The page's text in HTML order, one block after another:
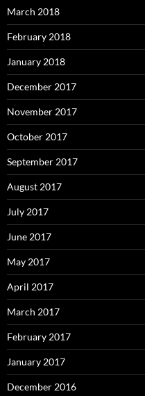
March 2018
February 2018
January 2018
December 2017
November 2017
October 2017
September 2017
August 2017
July 2017
June 2017
May 2017
April 2017
March 2017
February 2017
January 2017
December 2016